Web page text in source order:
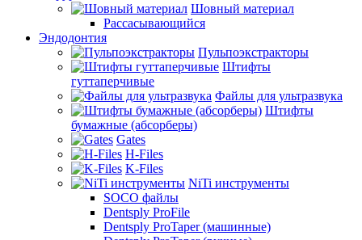
Шовный материал
Рассасывающийся
Эндодонтия
Пульпоэкстракторы
Штифты
гуттаперчивые
Файлы для ультразвука
Штифты
бумажные (абсорберы)
Gates
H-Files
K-Files
NiTi инструменты
SOCO файлы
Dentsply ProFile
Dentsply ProTaper (машинные)